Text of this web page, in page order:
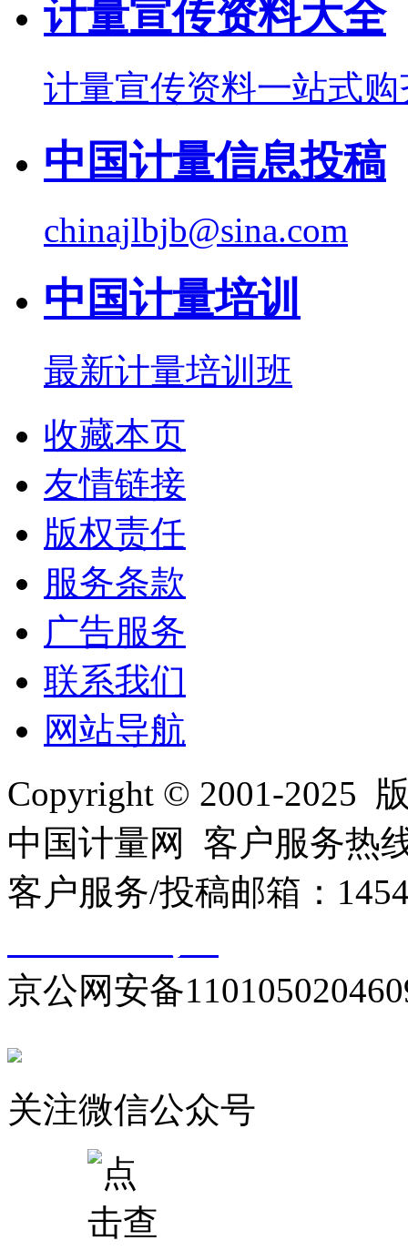
计量宣传资料大全
计量宣传资料一站式购
中国计量信息投稿
chinajlbjb@sina.com
中国计量培训
最新计量培训班
收藏本页
友情链接
版权责任
服务条款
广告服务
联系我们
网站导航
Copyright © 2001-2025
中国计量网 客户服务热
客户服务/投稿邮箱：
京公网安备
关注微信公众号